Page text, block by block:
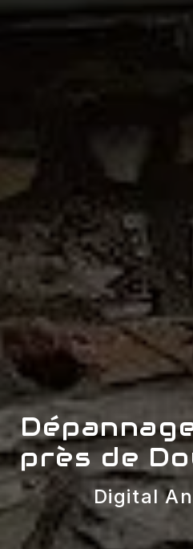
près de
Digital